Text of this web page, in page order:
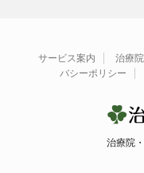
サービス案内 治療
バシーポリシー
治療院